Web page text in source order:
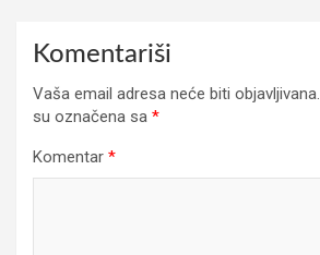
Komentariši
Vaša email adresa neće biti objavljivana.
su označena sa *
Komentar *